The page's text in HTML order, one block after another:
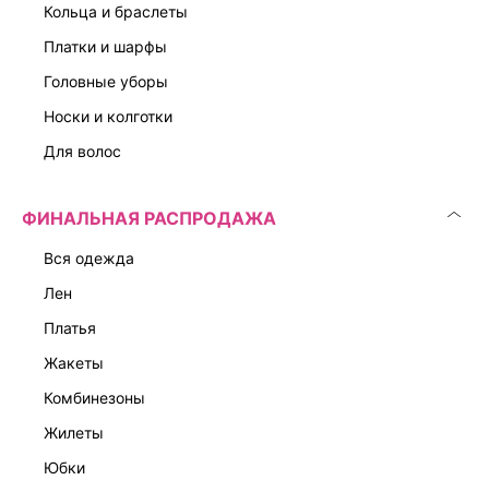
кольца и браслеты
платки и шарфы
головные уборы
носки и колготки
для волос
ФИНАЛЬНАЯ РАСПРОДАЖА
вся одежда
лен
платья
жакеты
комбинезоны
жилеты
юбки